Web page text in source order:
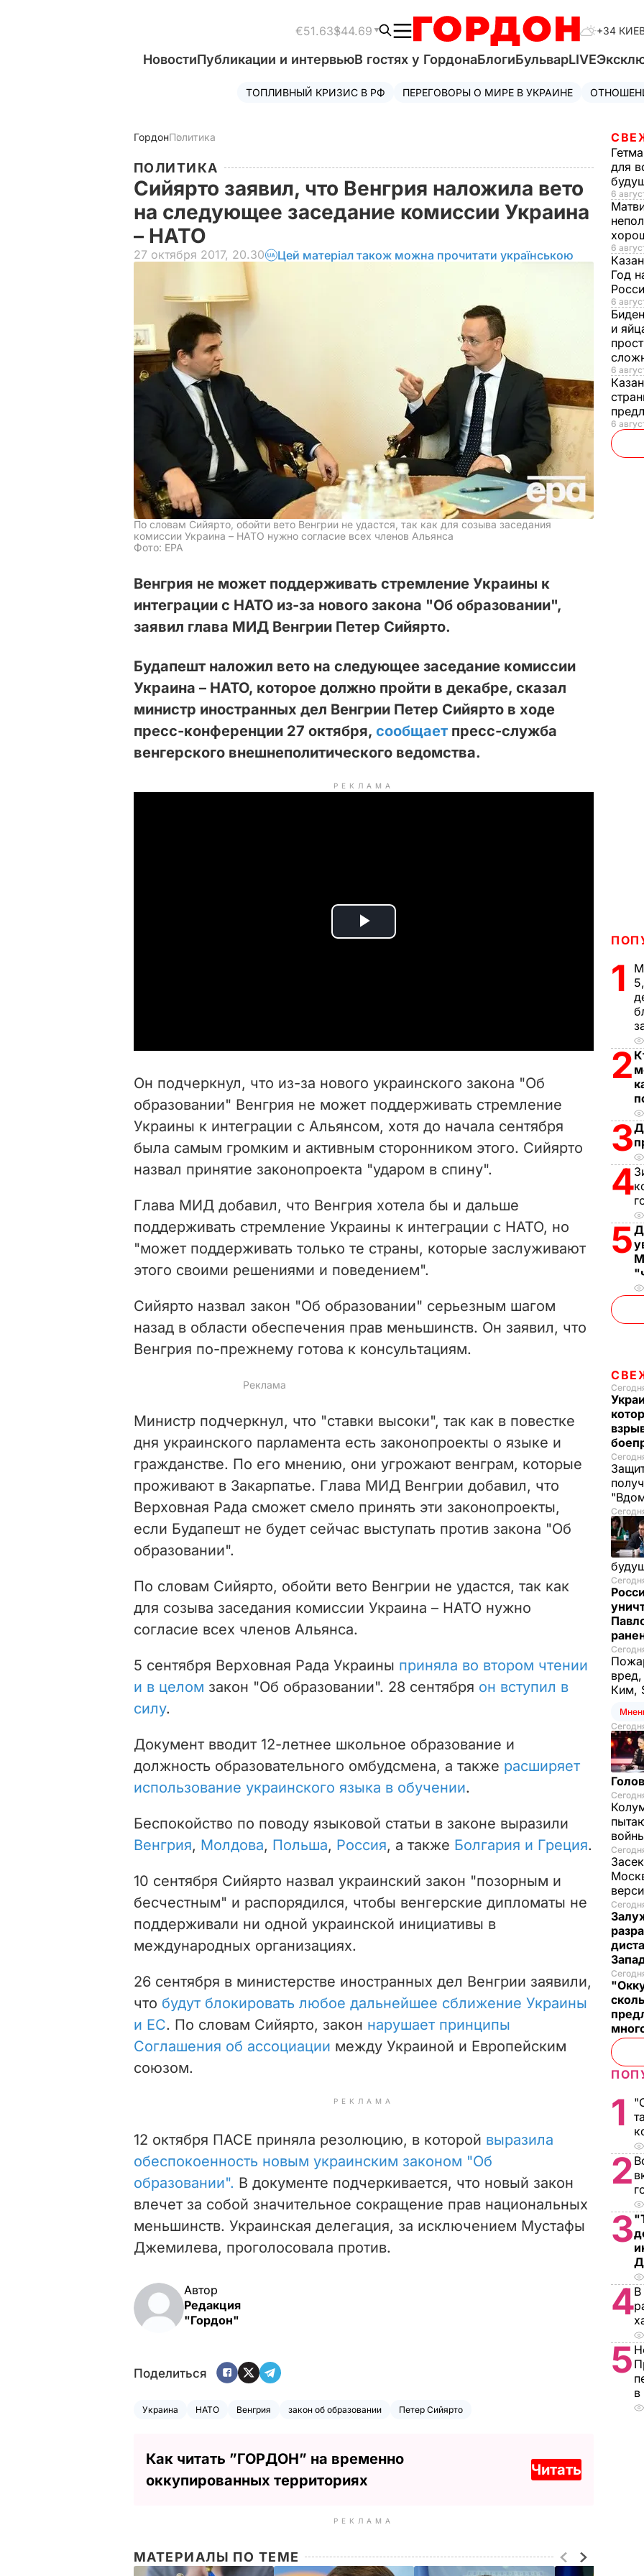
€51.63$44.69 +34
НовостиПубликации и интервьюВ гостях у ГордонаБлогиБульварLIVE
ТОПЛИВНЫЙ КРИЗИС В РФ ПЕРЕГОВОРЫ О МИРЕ В УКРАИНЕ
ГордонПолитика
ПОЛИТИКА
Сийярто заявил, что Венгрия наложила вето
на следующее заседание комиссии Украина
– НАТО
27 октября 2017, 20.30 Цей матеріал також можна прочитати українською
По словам Сийярто, обойти вето Венгрии не удастся, так как для созыва заседания
комиссии Украина – НАТО нужно согласие всех членов Альянса
Фото: ЕРА
Венгрия не может поддерживать стремление Украины к
интеграции с НАТО из-за нового закона "Об образовании",
заявил глава МИД Венгрии Петер Сийярто.
Будапешт наложил вето на следующее заседание комиссии
Украина – НАТО, которое должно пройти в декабре, сказал
министр иностранных дел Венгрии Петер Сийярто в ходе
пресс-конференции 27 октября, сообщает пресс-служба
венгерского внешнеполитического ведомства.
РЕКЛАМА
P
i
d
e
o
Он подчеркнул, что из-за нового украинского закона "Об
образовании" Венгрия не может поддерживать стремление
Украины к интеграции с Альянсом, хотя до начала сентября
была самым громким и активным сторонником этого. Сийярто
назвал принятие законопроекта "ударом в спину".
Глава МИД добавил, что Венгрия хотела бы и дальше
поддерживать стремление Украины к интеграции с НАТО, но
"может поддерживать только те страны, которые заслуживают
этого своими решениями и поведением".
Сийярто назвал закон "Об образовании" серьезным шагом
назад в области обеспечения прав меньшинств. Он заявил, что
Венгрия по-прежнему готова к консультациям.
Министр подчеркнул, что "ставки высоки", так как в повестке
дня украинского парламента есть законопроекты о языке и
гражданстве. По его мнению, они угрожают венграм, которые
проживают в Закарпатье. Глава МИД Венгрии добавил, что
Верховная Рада сможет смело принять эти законопроекты,
если Будапешт не будет сейчас выступать против закона "Об
образовании".
По словам Сийярто, обойти вето Венгрии не удастся, так как
для созыва заседания комиссии Украина – НАТО нужно
согласие всех членов Альянса.
5 сентября Верховная Рада Украины приняла во втором чтении
и в целом закон "Об образовании". 28 сентября он вступил в
силу.
Документ вводит 12-летнее школьное образование и
должность образовательного омбудсмена, а также расширяет
использование украинского языка в обучении.
Беспокойство по поводу языковой статьи в законе выразили
Венгрия, Молдова, Польша, Россия, а также Болгария и Греция.
10 сентября Сийярто назвал украинский закон "позорным и
бесчестным" и распорядился, чтобы венгерские дипломаты не
поддерживали ни одной украинской инициативы в
международных организациях.
26 сентября в министерстве иностранных дел Венгрии заявили,
что будут блокировать любое дальнейшее сближение Украины
и ЕС. По словам Сийярто, закон нарушает принципы
Соглашения об ассоциации между Украиной и Европейским
союзом.
РЕКЛАМА
12 октября ПАСЕ приняла резолюцию, в которой выразила
обеспокоенность новым украинским законом "Об
образовании". В документе подчеркивается, что новый закон
влечет за собой значительное сокращение прав национальных
меньшинств. Украинская делегация, за исключением Мустафы
Джемилева, проголосовала против.
Автор
Редакция
"Гордон"
Поделиться
Украина НАТО Венгрия закон об образовании Петер Сийярто
Как читать ”ГОРДОН” на временно
оккупированных территориях
Читать
РЕКЛАМА
МАТЕРИАЛЫ ПО ТЕМЕ
для
6
6
Год
6
и
6
6
1
2
3
4
5
Ким,
1
2
3
4В
5
в